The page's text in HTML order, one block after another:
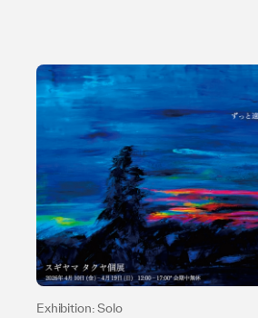
Exhibition: Solo